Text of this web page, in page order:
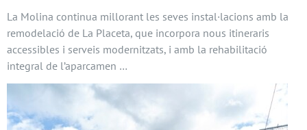
La Molina continua millorant les seves instal·lacions amb la
remodelació de La Placeta, que incorpora nous itineraris
accessibles i serveis modernitzats, i amb la rehabilitació
integral de l’aparcamen …